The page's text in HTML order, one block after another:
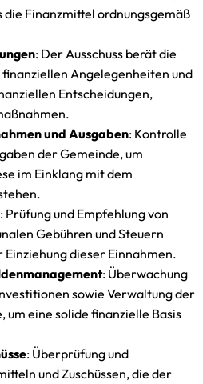
die Finanzmittel ordnungsgemäß
: Der Ausschuss berät die
Angelegenheiten und
Entscheidungen,
und Ausgaben: Kontrolle
der Gemeinde, um
im Einklang mit dem
: Prüfung und Empfehlung von
Gebühren und Steuern
dieser Einnahmen.
: Überwachung
sowie Verwaltung der
um eine solide finanzielle Basis
: Überprüfung und
und Zuschüssen, die der